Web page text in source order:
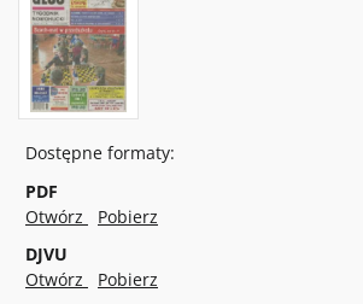
Dostępne formaty:
PDF
Otwórz
Pobierz
DJVU
Otwórz
Pobierz